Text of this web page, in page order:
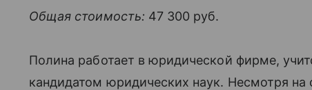
Общая стоимость: 47 300 руб.
Полина работает в юридической фирме,
кандидатом юридических наук. Несмотря